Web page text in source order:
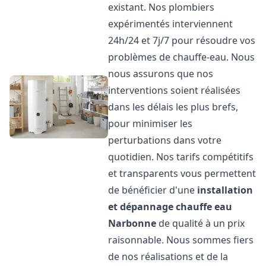
existant. Nos plombiers
expérimentés interviennent
24h/24 et 7j/7 pour résoudre vos
problèmes de chauffe-eau. Nous
nous assurons que nos
interventions soient réalisées
dans les délais les plus brefs,
pour minimiser les
perturbations dans votre
quotidien. Nos tarifs compétitifs
et transparents vous permettent
de bénéficier d'une installation
et dépannage chauffe eau
Narbonne de qualité à un prix
raisonnable. Nous sommes fiers
de nos réalisations et de la